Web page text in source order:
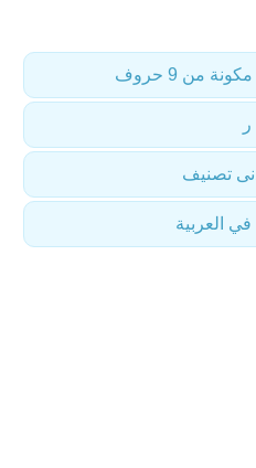
من 9 حروف
تصنيف
العربية